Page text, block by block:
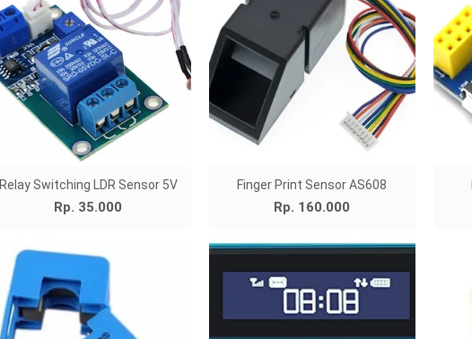
Relay Switching LDR Sensor 5V
Rp. 35.000
Finger Print Sensor AS608
Rp. 160.000